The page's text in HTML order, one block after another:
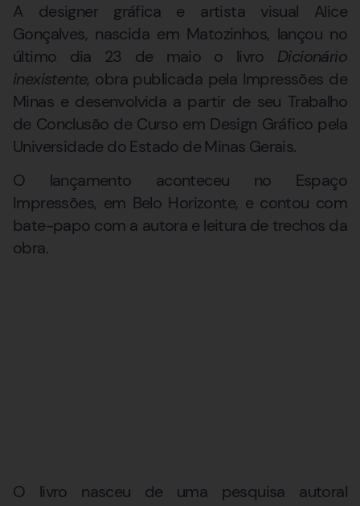
A designer gráfica e artista visual Alice
Gonçalves, nascida em Matozinhos, lançou no
último dia 23 de maio o livro Dicionário
inexistente, obra publicada pela Impressões de
Minas e desenvolvida a partir de seu Trabalho
de Conclusão de Curso em Design Gráfico pela
Universidade do Estado de Minas Gerais.
O lançamento aconteceu no Espaço
Impressões, em Belo Horizonte, e contou com
bate-papo com a autora e leitura de trechos da
obra.
O livro nasceu de uma pesquisa autoral